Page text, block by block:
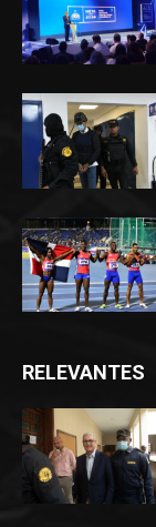
RELEVANTES